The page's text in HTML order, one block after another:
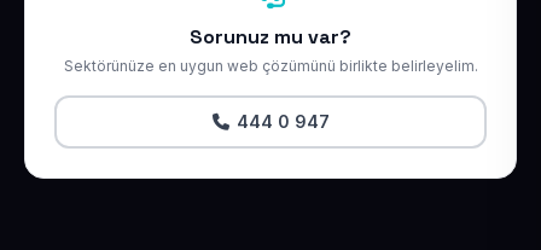
Sorunuz mu var?
Sektörünüze en uygun web çözümünü birlikte belirleyelim.
444 0 947